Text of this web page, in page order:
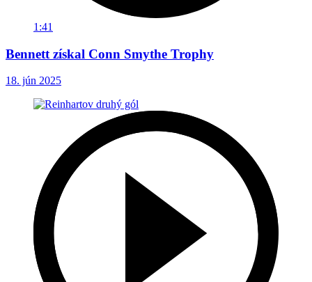
1:41
Bennett získal Conn Smythe Trophy
18. jún 2025